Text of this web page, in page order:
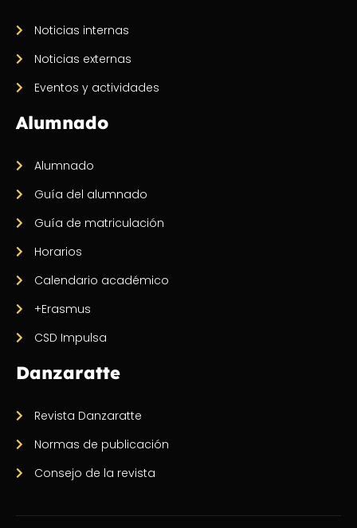
Noticias internas
Noticias externas
Eventos y actividades
Alumnado
Alumnado
Guía del alumnado
Guía de matriculación
Horarios
Calendario académico
+Erasmus
CSD Impulsa
Danzaratte
Revista Danzaratte
Normas de publicación
Consejo de la revista